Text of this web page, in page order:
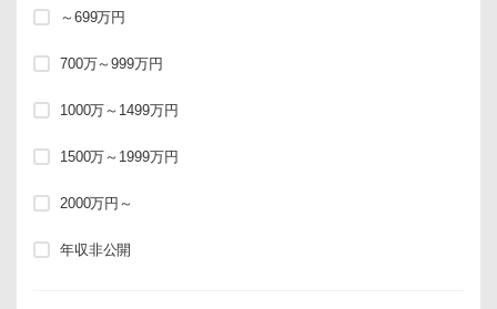
～699万円
700万～999万円
1000万～1499万円
1500万～1999万円
2000万円～
年収非公開